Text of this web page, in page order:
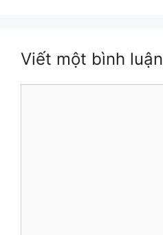
Viết một bình luận